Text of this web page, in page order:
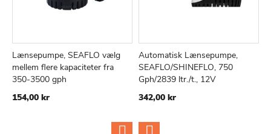
Læg i kurv
TILFØJSAMMENLIGN
Lænsepumpe, SEAFLO vælg
mellem flere kapaciteter fra
350-3500 gph
154,00 kr
Læg i kurv
TILFØJ
Automatisk Lænsepumpe,
SEAFLO/SHINEFLO, 750
Gph/2839 ltr./t., 12V
342,00 kr